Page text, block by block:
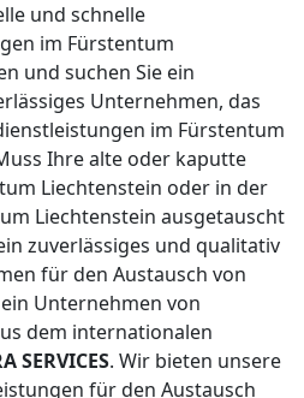
und schnelle
im Fürstentum
und suchen Sie ein
Unternehmen, das
im Fürstentum
Ihre alte oder kaputte
Liechtenstein oder in der
Liechtenstein ausgetauscht
zuverlässiges und qualitativ
für den Austausch von
Unternehmen von
dem internationalen
SERVICES. Wir bieten unsere
für den Austausch